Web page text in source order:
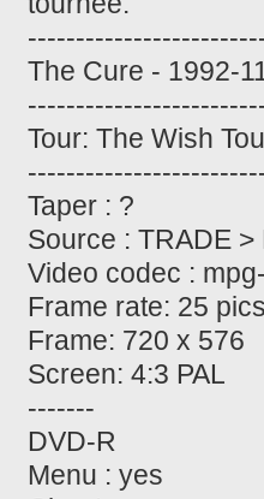
The Cure - 1992-
Tour: The Wish
Taper : ?
Source : TRADE
Video codec :
Frame rate: 25
Frame: 720 x 576
Screen: 4:3 PAL
-------
DVD-R
Menu : yes